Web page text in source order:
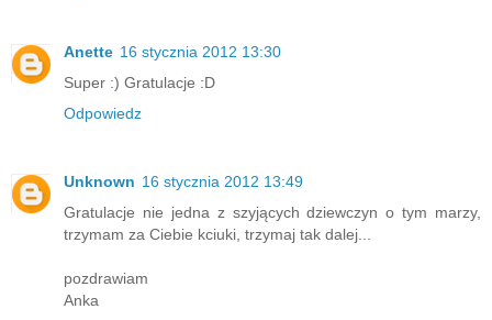
Anette 16 stycznia 2012 13:30
Super :) Gratulacje :D
Odpowiedz
Unknown 16 stycznia 2012 13:49
Gratulacje nie jedna z szyjących dziewczyn o tym marzy,
trzymam za Ciebie kciuki, trzymaj tak dalej...
pozdrawiam
Anka